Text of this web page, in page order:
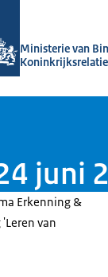
Ministerie van
juni
Erkenning &
van